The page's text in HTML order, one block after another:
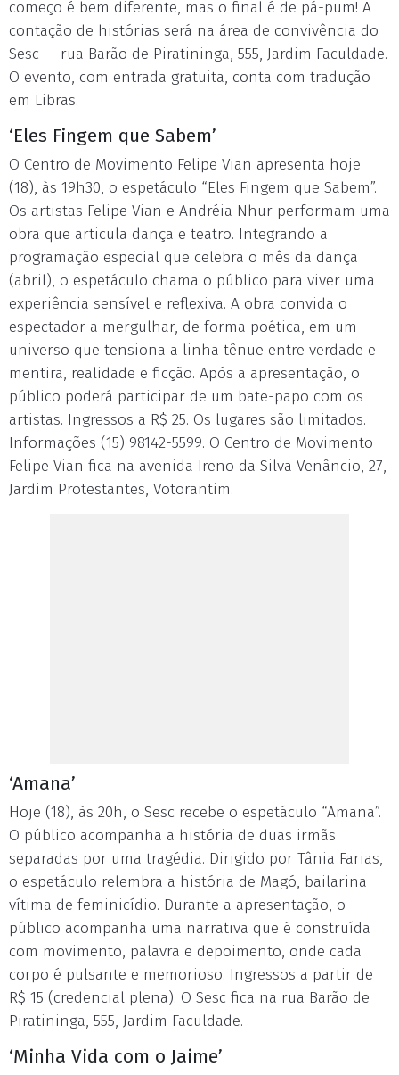
começo é bem diferente, mas o final é de pá-pum! A
contação de histórias será na área de convivência do
Sesc — rua Barão de Piratininga, 555, Jardim Faculdade.
O evento, com entrada gratuita, conta com tradução
em Libras.
‘Eles Fingem que Sabem’
O Centro de Movimento Felipe Vian apresenta hoje
(18), às 19h30, o espetáculo “Eles Fingem que Sabem”.
Os artistas Felipe Vian e Andréia Nhur performam uma
obra que articula dança e teatro. Integrando a
programação especial que celebra o mês da dança
(abril), o espetáculo chama o público para viver uma
experiência sensível e reflexiva. A obra convida o
espectador a mergulhar, de forma poética, em um
universo que tensiona a linha tênue entre verdade e
mentira, realidade e ficção. Após a apresentação, o
público poderá participar de um bate-papo com os
artistas. Ingressos a R$ 25. Os lugares são limitados.
Informações (15) 98142-5599. O Centro de Movimento
Felipe Vian fica na avenida Ireno da Silva Venâncio, 27,
Jardim Protestantes, Votorantim.
‘Amana’
Hoje (18), às 20h, o Sesc recebe o espetáculo “Amana”.
O público acompanha a história de duas irmãs
separadas por uma tragédia. Dirigido por Tânia Farias,
o espetáculo relembra a história de Magó, bailarina
vítima de feminicídio. Durante a apresentação, o
público acompanha uma narrativa que é construída
com movimento, palavra e depoimento, onde cada
corpo é pulsante e memorioso. Ingressos a partir de
R$ 15 (credencial plena). O Sesc fica na rua Barão de
Piratininga, 555, Jardim Faculdade.
‘Minha Vida com o Jaime’